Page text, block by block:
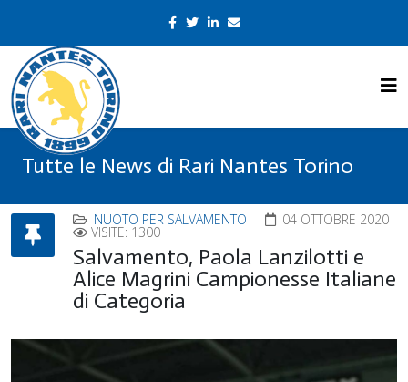
Tutte le News di Rari Nantes Torino
NUOTO PER SALVAMENTO 04 OTTOBRE 2020
VISITE: 1300
Salvamento, Paola Lanzilotti e
Alice Magrini Campionesse Italiane
di Categoria